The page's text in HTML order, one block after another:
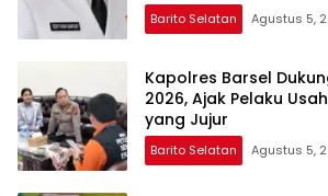
Barito Selatan Agustus 5,
Kapolres Barsel
2026, Ajak Pelaku
yang Jujur
Barito Selatan Agustus 5,